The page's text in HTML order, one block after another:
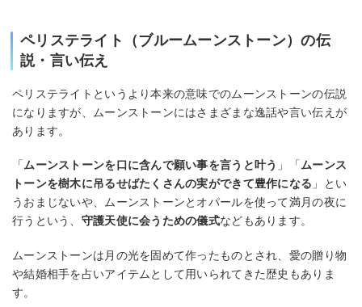
ペリステライト（ブルームーンストーン）の伝
説・言い伝え
ペリステライトというより本来の意味でのムーンストーンの伝説
になりますが、ムーンストーンにはさまざまな逸話や言い伝えが
あります。
「ムーンストーンを口に含んで願い事を言うと叶う 」「ムーンス
トーンを樹木に吊るせばたくさんの実ができて豊作になる 」とい
うおまじないや、ムーンストーンとオパールを使って満月の夜に
行うという、 守護天使に会うための儀式などもあります。
ムーンストーンは月の光を固めて作ったものとされ、愛の贈り物
や結婚相手を占いアイテムとして用いられてきた歴史もありま
す。